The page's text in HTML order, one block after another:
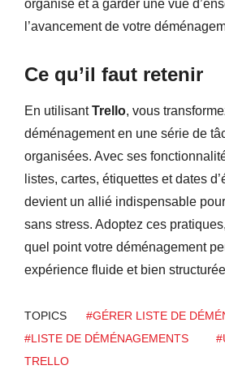
organisé et à garder une vue
l’avancement de votre
Ce qu’il faut retenir
En utilisantTrello, vous
déménagement en une série de
organisées. Avec ses
listes, cartes, étiquettes et dates
devient un allié indispensable
sans stress. Adoptez ces
quel point votre déménagement
expérience fluide et bien
TOPICS
#GÉRER LISTE DE
#LISTE DE DÉMÉNAGEMENTS
TRELLO